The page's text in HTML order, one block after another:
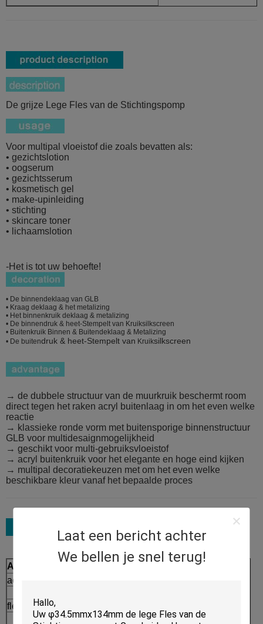
Laat een bericht achter
We bellen je snel terug!
De grijze Lege Fles van de Stichtingspomp
Voor multipal vloeistof die zoals bevatten als:
• gezichtslotion
• oogserum
• gezichtsserum
• kosmetisch gel
• make-upinleiding
• stichting
• skincare toner
• lichaamslotion
-Het is tot uw behoefte!
• De binnendeklaag van GLB
• Kraag deklaag & het metalizing
• Het binnenkruik deklaag & metalizing
• De binnendruk & heet-Stempelt van Kruiksilkscreen
• Buitenkruik Binnen & Buitendeklaag & Metalizing
• De buitendruk & heet-Stempelt van Kruiksilkscreen
→ de dubbele structuur van de muurkruik beschermt room
direct tegen het raken acryl buitenlaag in om het even welke
reactie
→ klassieke ronde vorm met buitensporige binnenstructuur
GLB voor multidesaignmogelijkheid
→ geschikt voor multi-gebruiksvloeistof
→ acryl buitenkruik voor het elegante en hoge eind kijken
→ multipal decoratiekeuzen met om het even welke
beschikbare kleur vanaf het bepaalde proces
Assortiment
Proces
acrylkruik
fles zonder lucht
→